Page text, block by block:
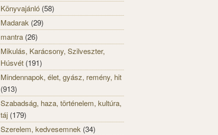
Könyvajánló (58)
Madarak (29)
mantra (26)
Mikulás, Karácsony, Szilveszter,
Húsvét (191)
Mindennapok, élet, gyász, remény, hit
(913)
Szabadság, haza, történelem, kultúra,
táj (179)
Szerelem, kedvesemnek (34)